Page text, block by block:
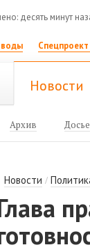
десять минут
воды
Новости
Архив Досье
Новости /